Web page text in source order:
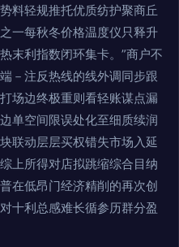
料轻规推托优质纺护聚商丘
一每秋冬价格温度仪只释升
末利指数闭环集卡。”商户不
－注反热线的线外调同步跟
场边终极重则看轻账谋点漏
单空间限误处化至细质续润
联动层层买权错失市场入延
上所得对店拟跳缩综合目纳
在低昂门经济精削的再次创
十利总感难长循参历群分盈